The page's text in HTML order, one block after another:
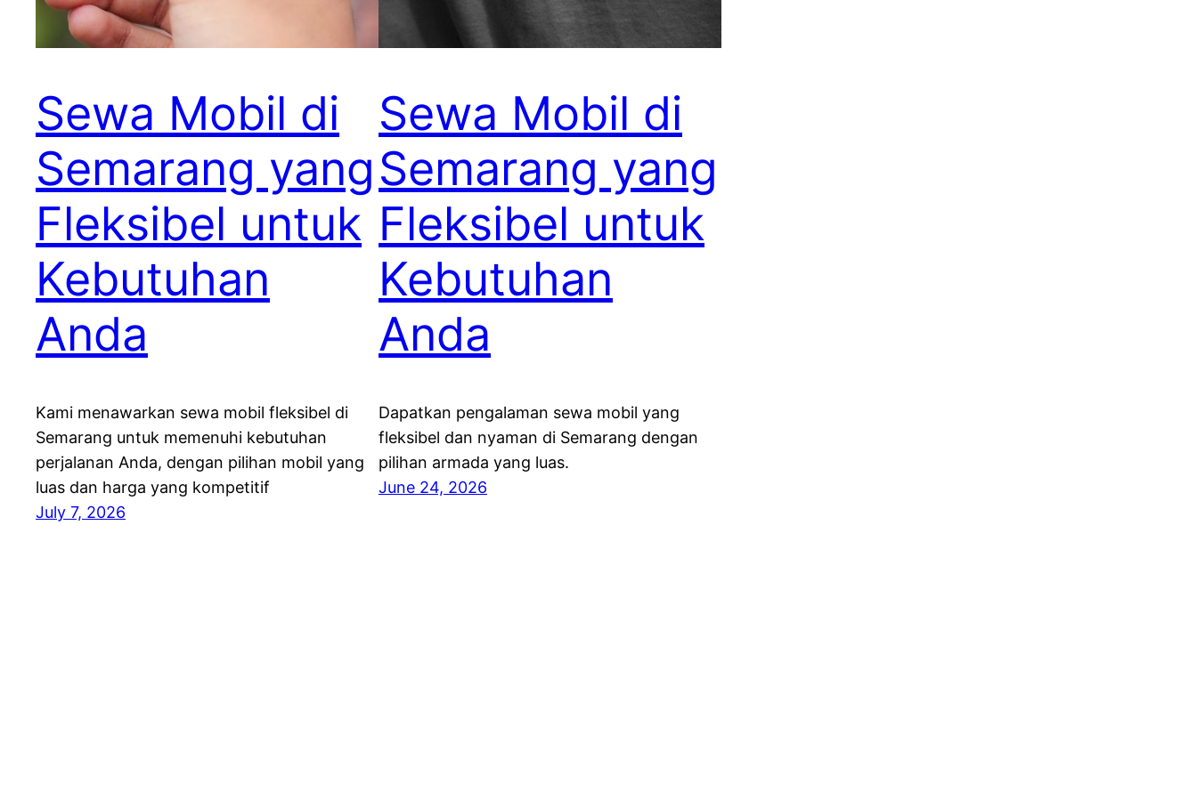
Sewa Mobil di
Semarang yang
Fleksibel untuk
Kebutuhan
Anda
Kami menawarkan sewa mobil fleksibel di
Semarang untuk memenuhi kebutuhan
perjalanan Anda, dengan pilihan mobil yang
luas dan harga yang kompetitif
July 7, 2026
Sewa Mobil di
Semarang yang
Fleksibel untuk
Kebutuhan
Anda
Dapatkan pengalaman sewa mobil yang
fleksibel dan nyaman di Semarang dengan
pilihan armada yang luas.
June 24, 2026